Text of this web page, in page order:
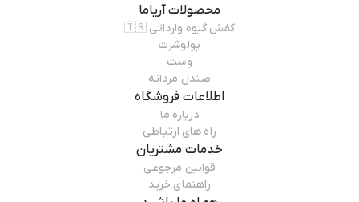
محصولاتآریاما
کفش گیوه وارداتی 🇹🇷
پولوشرت
وست
صندل مردانه
اطلاعات فروشگاه
درباره ما
راه های ارتباطی
خدمات مشتریان
قوانین مرجوعی
راهنمای خرید